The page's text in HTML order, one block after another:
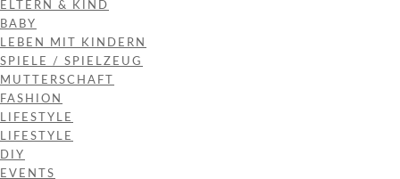
ELTERN & KIND
BABY
LEBEN MIT KINDERN
SPIELE / SPIELZEUG
MUTTERSCHAFT
FASHION
LIFESTYLE
LIFESTYLE
DIY
EVENTS